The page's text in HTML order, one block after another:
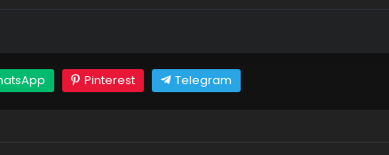
Pinterest Telegram